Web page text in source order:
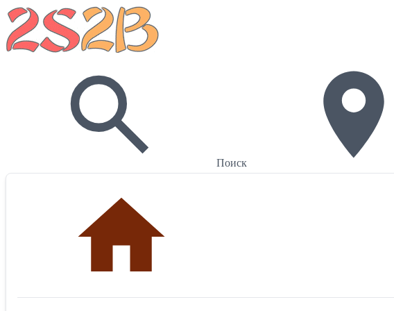
Поиск